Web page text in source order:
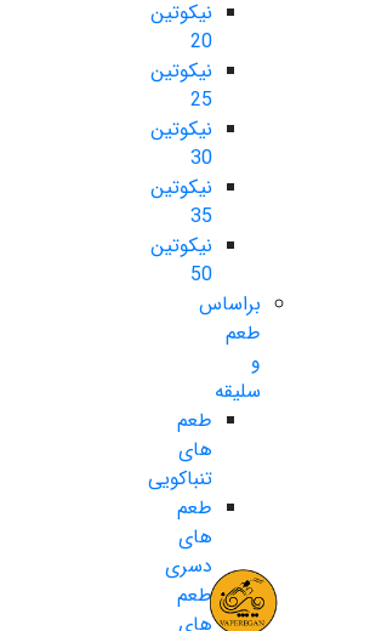
نیکوتین
20
نیکوتین
25
نیکوتین
30
نیکوتین
35
نیکوتین
50
براساس
طعم
و
سلیقه
طعم
های
تنباکویی
طعم
های
دسری
طعم
های